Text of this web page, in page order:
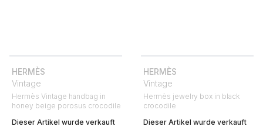
HERMÈS
Vintage
Hermès Vintage handbag in
honey beige porosus crocodile
Dieser Artikel wurde verkauft
HERMÈS
Vintage
Hermès jewelry box in black
crocodile
Dieser Artikel wurde verkauft